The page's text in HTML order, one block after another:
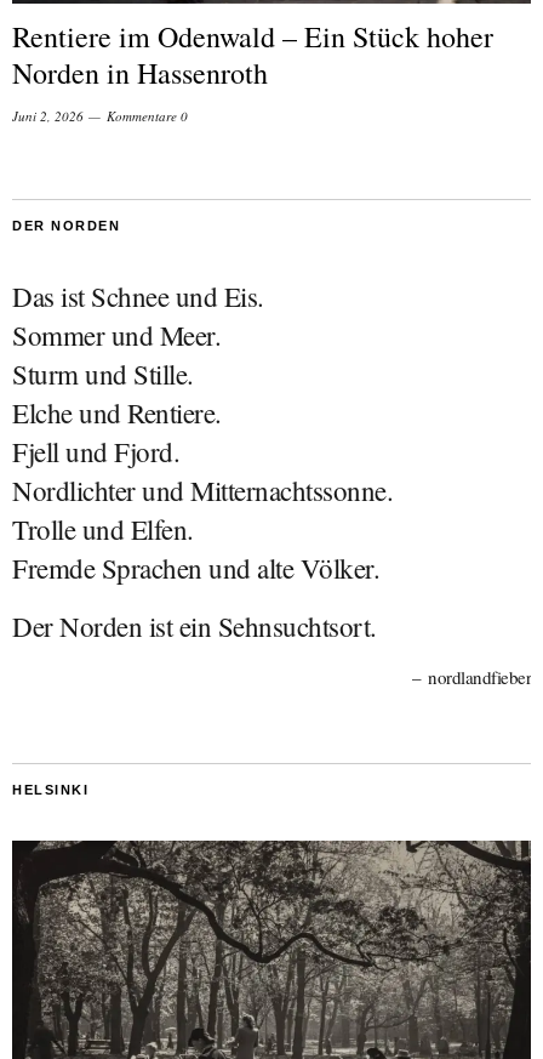
Rentiere im Odenwald – Ein Stück hoher
Norden in Hassenroth
Juni 2, 2026 Kommentare 0
DER NORDEN
Das ist Schnee und Eis.
Sommer und Meer.
Sturm und Stille.
Elche und Rentiere.
Fjell und Fjord.
Nordlichter und Mitternachtssonne.
Trolle und Elfen.
Fremde Sprachen und alte Völker.
Der Norden ist ein Sehnsuchtsort.
nordlandfieber
HELSINKI